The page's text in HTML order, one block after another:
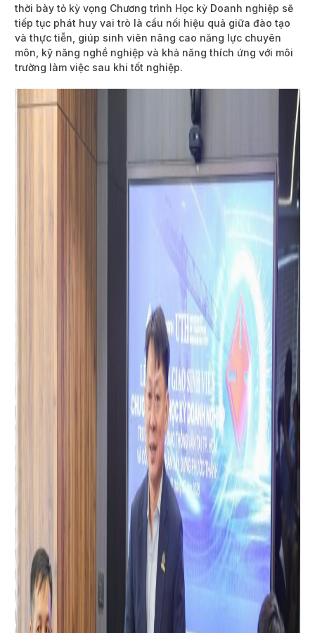
thời bày tỏ kỳ vọng Chương trình Học kỳ Doanh nghiệp sẽ
tiếp tục phát huy vai trò là cầu nối hiệu quả giữa đào tạo
và thực tiễn, giúp sinh viên nâng cao năng lực chuyên
môn, kỹ năng nghề nghiệp và khả năng thích ứng với môi
trường làm việc sau khi tốt nghiệp.